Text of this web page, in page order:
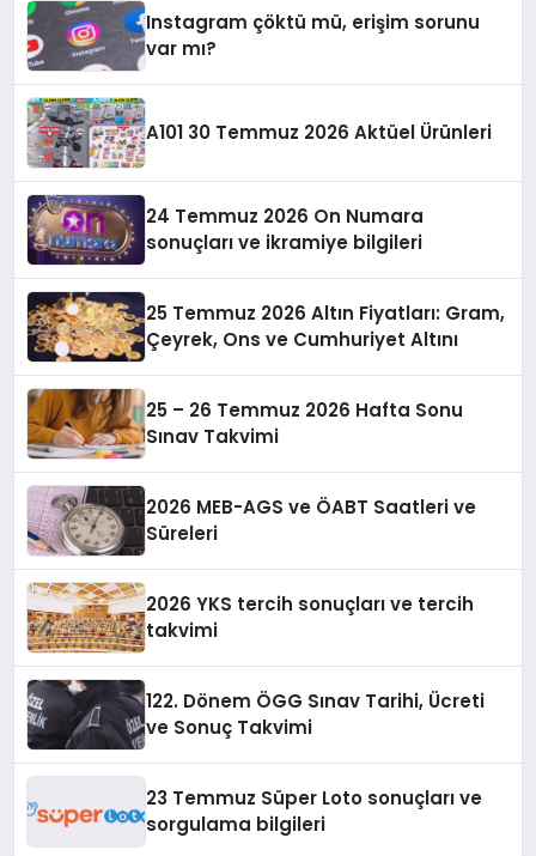
Instagram çöktü mü, erişim sorunu
var mı?
A101 30 Temmuz 2026 Aktüel Ürünleri
24 Temmuz 2026 On Numara
sonuçları ve ikramiye bilgileri
25 Temmuz 2026 Altın Fiyatları: Gram,
Çeyrek, Ons ve Cumhuriyet Altını
25 – 26 Temmuz 2026 Hafta Sonu
Sınav Takvimi
2026 MEB-AGS ve ÖABT Saatleri ve
Süreleri
2026 YKS tercih sonuçları ve tercih
takvimi
122. Dönem ÖGG Sınav Tarihi, Ücreti
ve Sonuç Takvimi
23 Temmuz Süper Loto sonuçları ve
sorgulama bilgileri